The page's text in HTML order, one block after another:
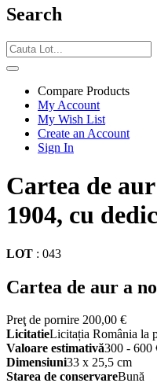
Search
Compare Products
My Account
My Wish List
Create an Account
Sign In
Cartea de
1904, cu
LOT : 043
Cartea de aur a
Preţ de pornire 200,00 €
LicitatieLicitația România la
Valoare estimativă300 - 600
Dimensiuni33 x 25,5 cm
Starea de conservareBună